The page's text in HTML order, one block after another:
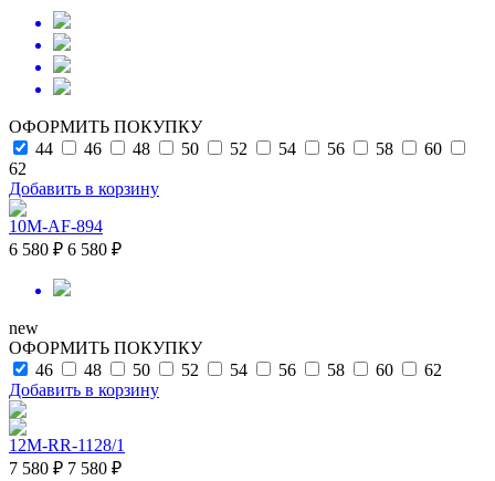
ОФОРМИТЬ ПОКУПКУ
44
46 48 50 52 54 56 58
60
62
Добавить в корзину
10M-AF-894
6 580 ₽ 6 580 ₽
new
ОФОРМИТЬ ПОКУПКУ
46
48 50 52 54 56 58 60
62
Добавить в корзину
12M-RR-1128/1
7 580 ₽ 7 580 ₽